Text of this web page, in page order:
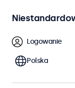
Logowanie
Polska